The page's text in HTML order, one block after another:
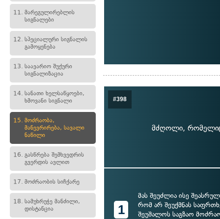
11. მარეგულირებლის
სიგნალები
12. სპეციალური სიგნალის
გამოყენება
13. საავარიო შუქური
სიგნალიზაცია
14. სანათი ხელსაწყოები,
ხმოვანი სიგნალი
15. მოძრაობა,
მანევრირება, სავალი
ნაწილი
16. გასწრება შემხვედრის
გვერდის ავლით
17. მოძრაობის სიჩქარე
18. სამუხრუჭე მანძილი,
დისტანცია
#398
მძღოლი, რომელიც
1
მას შეუძლია ისე
რომ არ შეუქმნას
შეუშალოს საგზაო